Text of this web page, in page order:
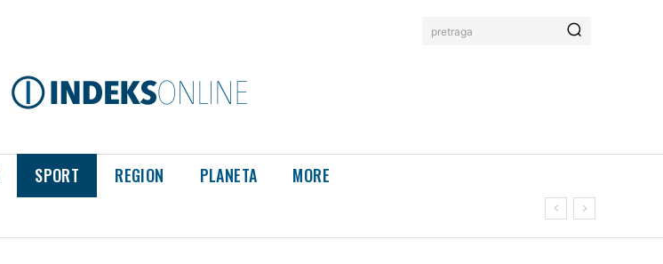
pretraga
SPORT REGION PLANETA MORE